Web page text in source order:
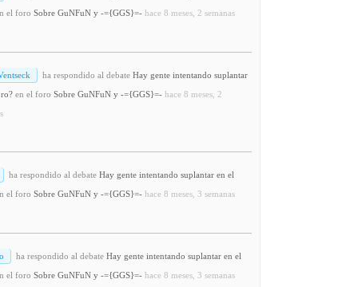
el foro Sobre GuNFuN y -={GGS}=- hace 8 meses, 2 semanas
ha respondido al debate Hay gente intentando suplantar
en el foro Sobre GuNFuN y -={GGS}=- hace 8 meses, 2
ha respondido al debate Hay gente intentando suplantar en el
el foro Sobre GuNFuN y -={GGS}=- hace 8 meses, 3 semanas
ha respondido al debate Hay gente intentando suplantar en el
el foro Sobre GuNFuN y -={GGS}=- hace 8 meses, 3 semanas